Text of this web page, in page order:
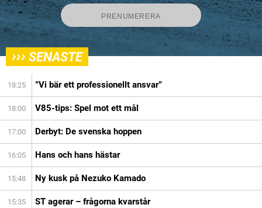
››› SENASTE
18:25 ”Vi bär ett professionellt ansvar”
18:00 V85-tips: Spel mot ett mål
17:00 Derbyt: De svenska hoppen
16:05 Hans och hans hästar
15:48 Ny kusk på Nezuko Kamado
15:35 ST agerar – frågorna kvarstår